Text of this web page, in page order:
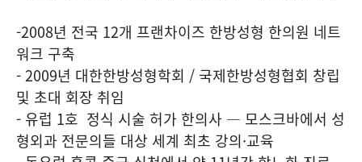
-2008년 전국 12개 프랜차이즈 한방성형 한의원 네트
워크 구축
- 2009년 대한한방성형학회 / 국제한방성형협회 창립
및 초대 회장 취임
- 유럽 1호 정식 시술 허가 한의사 — 모스크바에서 성
형외과 전문의들 대상 세계 최초 강의·교육